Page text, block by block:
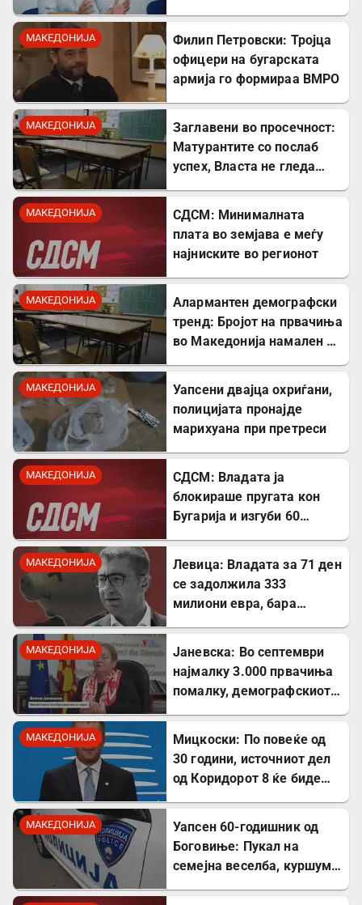
МАКЕДОНИЈА
Филип Петровски: Тројца
офицери на бугарската
армија го формираа ВМРО
МАКЕДОНИЈА
Заглавени во просечност:
Матурантите со послаб
успех, Власта не гледа
МАКЕДОНИЈА
СДСМ: Минималната
плата во земјава е меѓу
најниските во регионот
МАКЕДОНИЈА
Алармантен демографски
тренд: Бројот на првачиња
во Македонија намален за
МАКЕДОНИЈА
Уапсени двајца охриѓани,
полицијата пронајде
марихуана при претреси
МАКЕДОНИЈА
СДСМ: Владата ја
блокираше пругата кон
Бугарија и изгуби 60
МАКЕДОНИЈА
Левица: Владата за 71 ден
се задолжила 333
милиони евра, бара
МАКЕДОНИЈА
Јаневска: Во септември
најмалку 3.000 првачиња
помалку, демографскиот
МАКЕДОНИЈА
Мицкоски: По повеќе од
30 години, источниот дел
од Коридорот 8 ќе биде
МАКЕДОНИЈА
Уапсен 60-годишник од
Боговиње: Пукал на
семејна веселба, куршум